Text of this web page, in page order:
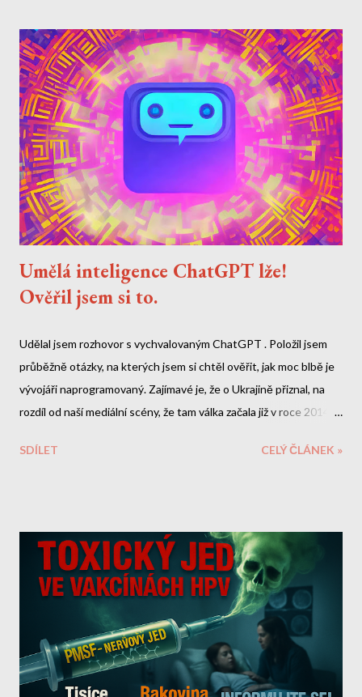
Umělá inteligence ChatGPT lže!
Ověřil jsem si to.
Udělal jsem rozhovor s vychvalovaným ChatGPT . Položil jsem
průběžně otázky, na kterých jsem si chtěl ověřit, jak moc blbě je
vývojáři naprogramovaný. Zajímavé je, že o Ukrajině přiznal, na
rozdíl od naší mediální scény, že tam válka začala již v roce 2014.
Zde je celý přepis naší debaty. Mé otázky a reakce jsou tučně.
SDÍLET CELÝ ČLÁNEK »